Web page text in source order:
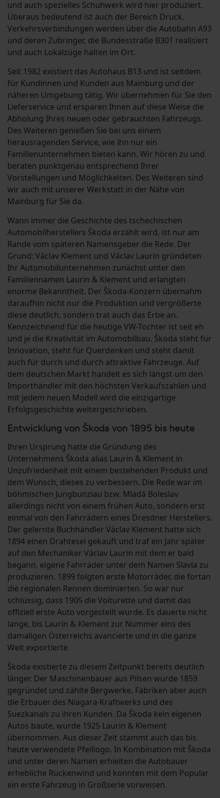
und auch spezielles Schuhwerk wird hier produziert.
Überaus bedeutend ist auch der Bereich Druck.
Verkehrsverbindungen werden über die Autobahn A93
und deren Zubringer, die Bundesstraße B301 realisiert
und auch Lokalzüge halten im Ort.
Seit 1982 existiert das Autohaus B13 und ist seitdem
für Kundinnen und Kunden aus Mainburg und der
näheren Umgebung tätig. Wir übernehmen für Sie den
Lieferservice und ersparen Ihnen auf diese Weise die
Abholung Ihres neuen oder gebrauchten Fahrzeugs.
Des Weiteren genießen Sie bei uns einem
herausragenden Service, wie ihn nur ein
Familienunternehmen bieten kann. Wir hören zu und
beraten punktgenau entsprechend Ihrer
Vorstellungen und Möglichkeiten. Des Weiteren sind
wir auch mit unserer Werkstatt in der Nähe von
Mainburg für Sie da.
Wann immer die Geschichte des tschechischen
Automobilherstellers Škoda erzählt wird, ist nur am
Rande vom späteren Namensgeber die Rede. Der
Grund: Václav Klement und Václav Laurin gründeten
Ihr Automobilunternehmen zunächst unter den
Familiennamen Laurin & Klement und erlangten
enorme Bekanntheit. Der Škoda-Konzern übernahm
daraufhin nicht nur die Produktion und vergrößerte
diese deutlich, sondern trat auch das Erbe an.
Kennzeichnend für die heutige VW-Tochter ist seit eh
und je die Kreativität im Automobilbau. Škoda steht für
Innovation, steht für Querdenken und steht damit
auch für durch und durch attraktive Fahrzeuge. Auf
dem deutschen Markt handelt es sich längst um den
Importhändler mit den höchsten Verkaufszahlen und
mit jedem neuen Modell wird die einzigartige
Erfolgsgeschichte weitergeschrieben.
Entwicklung von Škoda von 1895 bis heute
Ihren Ursprung hatte die Gründung des
Unternehmens Škoda alias Laurin & Klement in
Unzufriedenheit mit einem bestehenden Produkt und
dem Wunsch, dieses zu verbessern. Die Rede war im
böhmischen Jungbunzlau bzw. Mladá Boleslav
allerdings nicht von einem frühen Auto, sondern erst
einmal von den Fahrrädern eines Dresdner Herstellers.
Der gelernte Buchhändler Václav Klement hatte sich
1894 einen Drahtesel gekauft und traf ein Jahr später
auf den Mechaniker Václav Laurin mit dem er bald
begann, eigene Fahrräder unter dem Namen Slavia zu
produzieren. 1899 folgten erste Motorräder, die fortan
die regionalen Rennen dominierten. So war nur
schlüssig, dass 1905 die Voiturette und damit das
offiziell erste Auto vorgestellt wurde. Es dauerte nicht
lange, bis Laurin & Klement zur Nummer eins des
damaligen Österreichs avancierte und in die ganze
Welt exportierte.
Škoda existierte zu diesem Zeitpunkt bereits deutlich
länger. Der Maschinenbauer aus Pilsen wurde 1859
gegründet und zählte Bergwerke, Fabriken aber auch
die Erbauer des Niagara-Kraftwerks und des
Suezkanals zu ihren Kunden. Da Škoda kein eigenen
Autos baute, wurde 1925 Laurin & Klement
übernommen. Aus dieser Zeit stammt auch das bis
heute verwendete Pfeillogo. In Kombination mit Škoda
und unter deren Namen erhielten die Autobauer
erhebliche Rückenwind und konnten mit dem Popular
ein erste Fahrzeug in Großserie vorweisen.